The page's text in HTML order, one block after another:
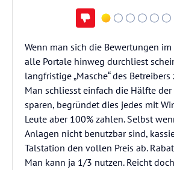
Wenn man sich die Bewertungen
alle Portale hinweg durchliest
langfristige „Masche“ des Betreibers
Man schliesst einfach die Hälfte
sparen, begründet dies jedes mit
Leute aber 100% zahlen. Selbst
Anlagen nicht benutzbar sind,
Talstation den vollen Preis ab.
Man kann ja 1/3 nutzen. Reicht